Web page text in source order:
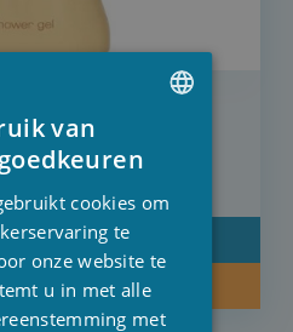
make today
NU
ENGLISH
van
cookies om
te
onze website te
u in met alle
met